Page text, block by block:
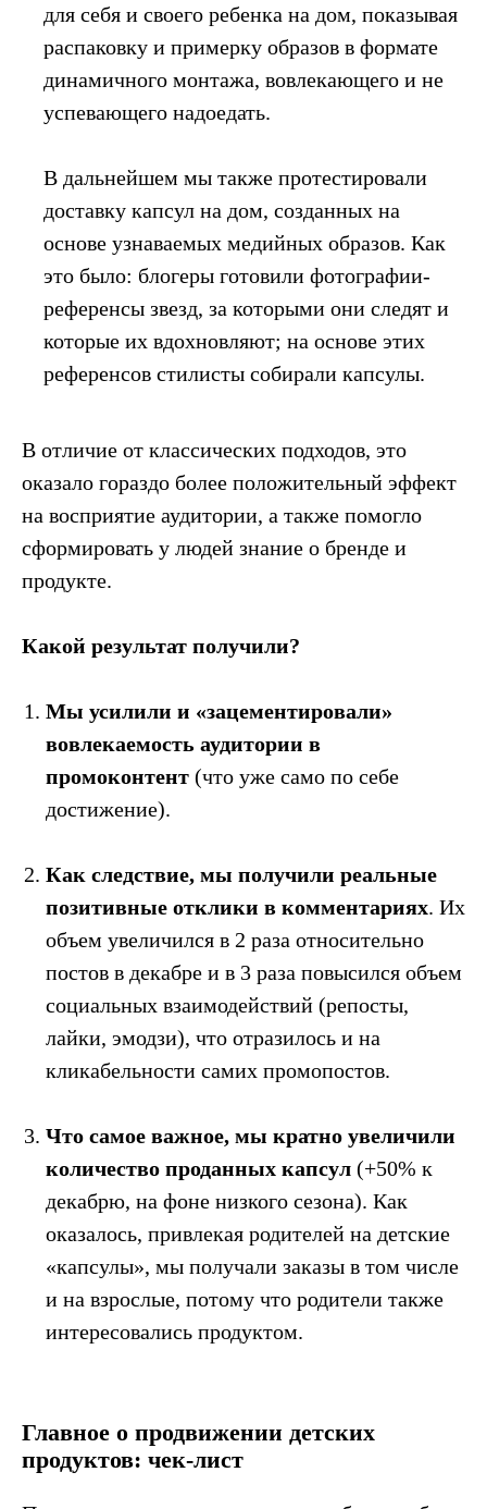
для себя и своего ребенка на дом, показывая
распаковку и примерку образов в формате
динамичного монтажа, вовлекающего и не
успевающего надоедать.
В дальнейшем мы также протестировали
доставку капсул на дом, созданных на
основе узнаваемых медийных образов. Как
это было: блогеры готовили фотографии-
референсы звезд, за которыми они следят и
которые их вдохновляют; на основе этих
референсов стилисты собирали капсулы.
В отличие от классических подходов, это
оказало гораздо более положительный эффект
на восприятие аудитории, а также помогло
сформировать у людей знание о бренде и
продукте.
Какой результат получили?
Мы усилили и «зацементировали»
вовлекаемость аудитории в
промоконтент (что уже само по себе
достижение).
Как следствие, мы получили реальные
позитивные отклики в комментариях. Их
объем увеличился в 2 раза относительно
постов в декабре и в 3 раза повысился объем
социальных взаимодействий (репосты,
лайки, эмодзи), что отразилось и на
кликабельности самих промопостов.
Что самое важное, мы кратно увеличили
количество проданных капсул (+50% к
декабрю, на фоне низкого сезона). Как
оказалось, привлекая родителей на детские
«капсулы», мы получали заказы в том числе
и на взрослые, потому что родители также
интересовались продуктом.
Главное о продвижении детских
продуктов: чек-лист
Telegram-канале. Подписывайтесь!
Подписаться
Читайте также